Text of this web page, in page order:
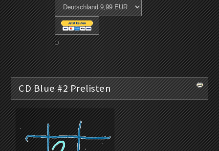
CD Blue #2 Prelisten